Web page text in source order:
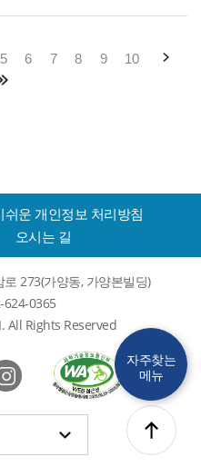
자주찾는
메뉴
5 6 7 8 9 10
쉬운 개인정보 처리방침
오시는 길
273(가양동, 가양본빌딩)
624-0365
All Rights Reserved